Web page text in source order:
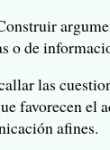
o de
las
favo­re­cen el
afines.